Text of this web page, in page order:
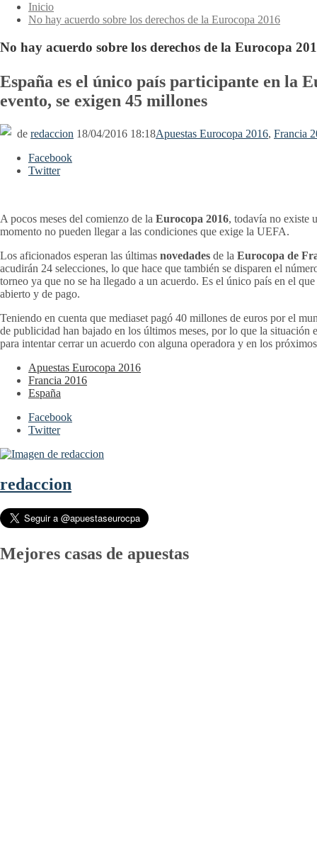
Inicio
No hay acuerdo sobre los derechos de la Eurocopa 2016
No hay acuerdo sobre los derechos de la Eurocopa
España es el único país participante en la
evento, se exigen 45 millones
de redaccion 18/04/2016 18:18Apuestas Eurocopa 2016, Francia
Facebook
Twitter
A pocos meses del comienzo de la Eurocopa 2016, todavía no existe
momento no pueden llegar a las condiciones que exige la UEFA.
Los aficionados esperan las últimas novedades de la Eurocopa de
acudirán 24 selecciones, lo que hace que también se disparen el
torneo ya que no se ha llegado a un acuerdo. Es el único país en el
abierto y de pago.
Teniendo en cuenta que mediaset pagó 40 millones de euros por el
de publicidad han bajado en los últimos meses, por lo que la situación
para intentar cerrar un acuerdo con alguna operadora y en los
Apuestas Eurocopa 2016
Francia 2016
España
Facebook
Twitter
redaccion
Mejores casas de apuestas